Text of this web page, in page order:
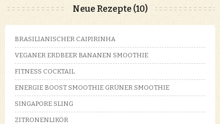
Neue Rezepte (10)
BRASILIANISCHER CAIPIRINHA
VEGANER ERDBEER BANANEN SMOOTHIE
FITNESS COCKTAIL
ENERGIE BOOST SMOOTHIE GRÜNER SMOOTHIE
SINGAPORE SLING
ZITRONENLIKÖR